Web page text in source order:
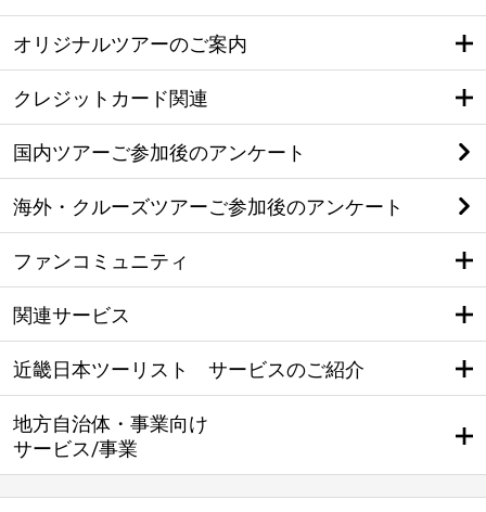
オリジナルツアーのご案内
クレジットカード関連
国内ツアーご参加後のアンケート
海外・クルーズツアーご参加後のアンケート
ファンコミュニティ
関連サービス
近畿日本ツーリスト サービスのご紹介
地方自治体・事業向け
サービス/事業